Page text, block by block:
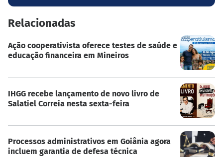
Relacionadas
Ação cooperativista oferece testes de saúde e
educação financeira em Mineiros
IHGG recebe lançamento de novo livro de
Salatiel Correia nesta sexta-feira
Processos administrativos em Goiânia agora
incluem garantia de defesa técnica